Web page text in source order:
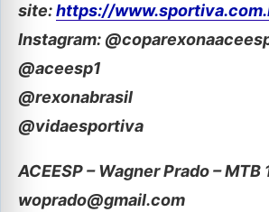
site:https://
Instagram:
@aceesp1
@rexonabrasil
@vidaesportiva
ACEESP – Wagner Prado – MTB
woprado@gmail.com